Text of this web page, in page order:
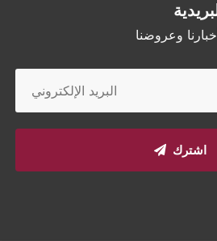
وعروضنا
اشترك